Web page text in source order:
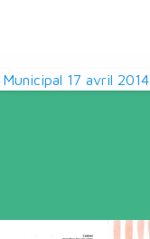
17 avril 2014